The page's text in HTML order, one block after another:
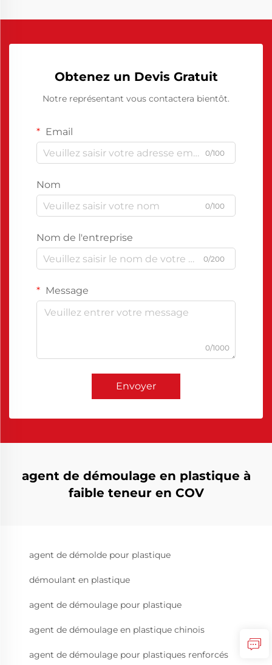
Obtenez un Devis Gratuit
Notre représentant vous contactera bientôt.
Email
0/100
Nom
0/100
Nom de l'entreprise
0/200
Message
0/1000
Envoyer
agent de démoulage en plastique à
faible teneur en COV
agent de démolde pour plastique
démoulant en plastique
agent de démoulage pour plastique
agent de démoulage en plastique chinois
agent de démoulage pour plastiques renforcés